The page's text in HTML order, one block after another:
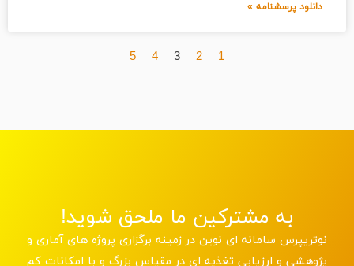
دانلود پرسشنامه »
1
2
3
4
5
به مشترکین ما ملحق شوید!
نوتریپرس سامانه ای نوین در زمینه برگزاری پروژه های آماری و
پژوهشی و ارزیابی تغذیه ای در مقیاس بزرگ و با امکانات کم